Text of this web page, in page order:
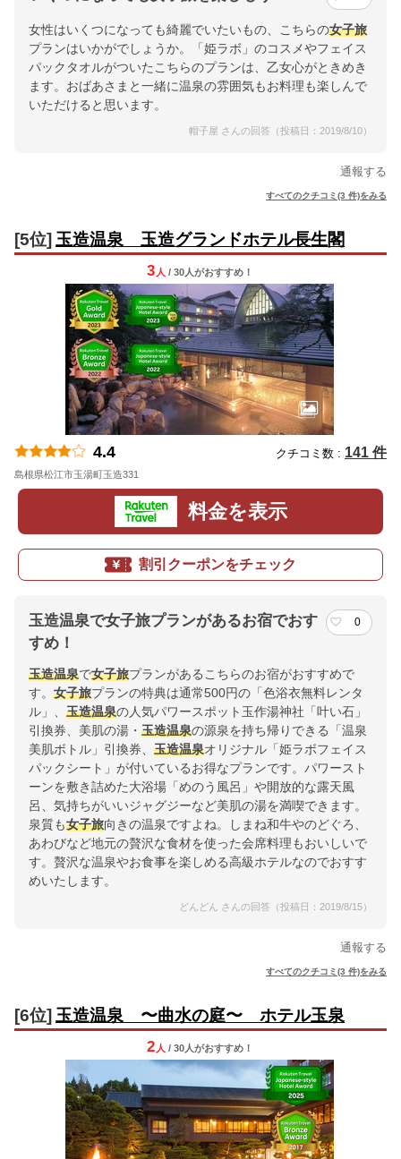
女性はいくつになっても綺麗でいたいもの、こちらの女子旅
プランはいかがでしょうか。「姫ラボ」のコスメやフェイス
パックタオルがついたこちらのプランは、乙女心がときめき
ます。おばあさまと一緒に温泉の雰囲気もお料理も楽しんで
いただけると思います。
帽子屋 さんの回答（投稿日：2019/8/10）
通報する
すべてのクチコミ(3 件)をみる
[5位] 玉造温泉 玉造グランドホテル長生閣
3 人 / 30人がおすすめ！
4.4 クチコミ数 : 141 件
島根県松江市玉湯町玉造331
料金を表示
割引クーポンをチェック
玉造温泉で女子旅プランがあるお宿でおす
すめ！
0
玉造温泉で女子旅プランがあるこちらのお宿がおすすめで
す。 女子旅プランの特典は通常500円の「色浴衣無料レンタ
ル」、 玉造温泉の人気パワースポット玉作湯神社「叶い石」
引換券、美肌の湯・ 玉造温泉の源泉を持ち帰りできる「温泉
美肌ボトル」引換券、 玉造温泉オリジナル「姫ラボフェイス
パックシート」が付いているお得なプランです。パワースト
ーンを敷き詰めた大浴場「めのう風呂」や開放的な露天風
呂、気持ちがいいジャグジーなど美肌の湯を満喫できます。
泉質も女子旅向きの温泉ですよね。しまね和牛やのどぐろ、
あわびなど地元の贅沢な食材を使った会席料理もおいしいで
す。贅沢な温泉やお食事を楽しめる高級ホテルなのでおすす
めいたします。
どんどん さんの回答（投稿日：2019/8/15）
通報する
すべてのクチコミ(3 件)をみる
[6位] 玉造温泉 〜曲水の庭〜 ホテル玉泉
2 人 / 30人がおすすめ！